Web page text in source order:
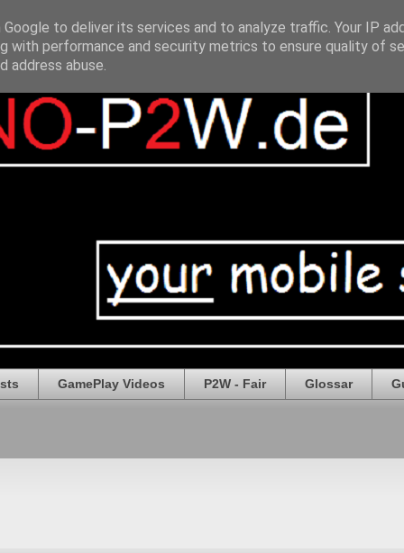
GamePlay Videos P2W - Fair Glossar
to deliver its services and to analyze traffic. Your IP
with performance and security metrics to ensure quality of
address abuse.